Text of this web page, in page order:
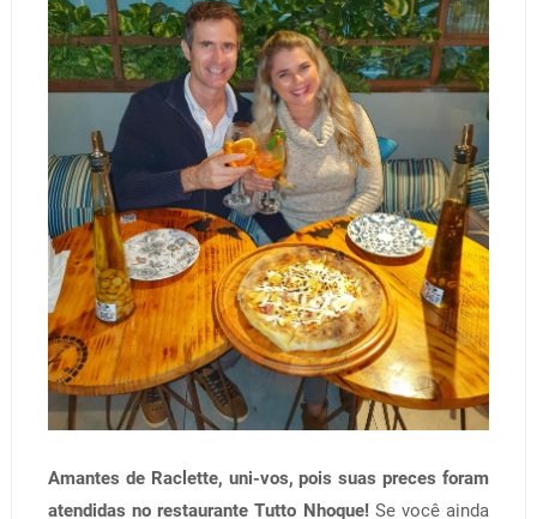
Amantes de Raclette, uni-vos, pois suas preces foram
atendidas no restaurante Tutto Nhoque!Se você ainda